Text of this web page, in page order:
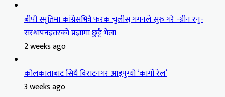
बीपी स्मृतिमा कांग्रेसभित्रै फरक चुलीस् गगनले सुरु गरे -ग्रीन रनु-
संस्थापनइतरको प्रज्ञामा छुट्टै भेला
2 weeks ago
कोलकाताबाट सिधै विराटनगर आइपुग्यो ‘कार्गो रेल’
3 weeks ago